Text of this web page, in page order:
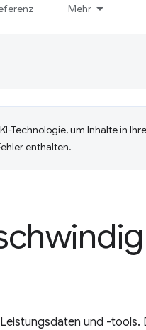
Mehr
Technologie, um Inhalte in
enthalten.
und -